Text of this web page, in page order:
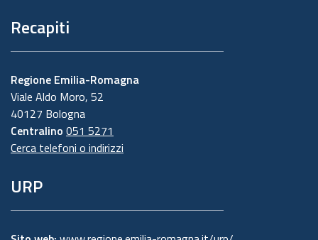
Recapiti
Regione Emilia-Romagna
Viale Aldo Moro, 52
40127 Bologna
Centralino 051 5271
Cerca telefoni o indirizzi
URP